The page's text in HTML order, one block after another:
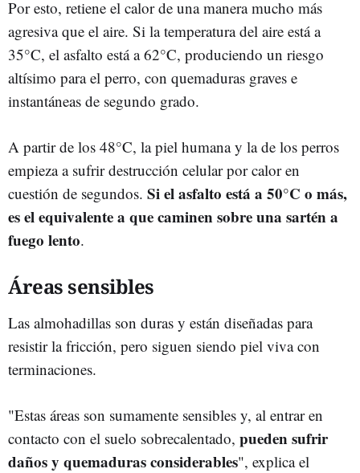
Por esto, retiene el calor de una manera mucho más
agresiva que el aire. Si la temperatura del aire está a
35°C, el asfalto está a 62°C, produciendo un riesgo
altísimo para el perro, con quemaduras graves e
instantáneas de segundo grado.
A partir de los 48°C, la piel humana y la de los perros
empieza a sufrir destrucción celular por calor en
cuestión de segundos. Si el asfalto está a 50°C o más,
es el equivalente a que caminen sobre una sartén a
fuego lento.
Áreas sensibles
Las almohadillas son duras y están diseñadas para
resistir la fricción, pero siguen siendo piel viva con
terminaciones.
"Estas áreas son sumamente sensibles y, al entrar en
contacto con el suelo sobrecalentado, pueden sufrir
daños y quemaduras considerables", explica el